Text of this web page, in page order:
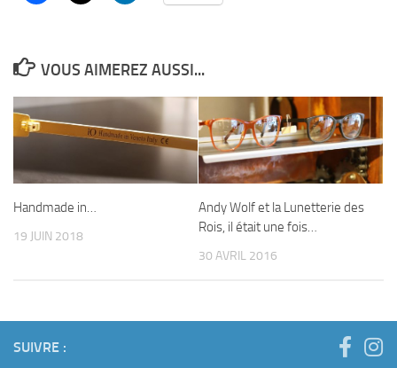
VOUS AIMEREZ AUSSI...
Handmade in…
19 JUIN 2018
Andy Wolf et la Lunetterie des
Rois, il était une fois…
30 AVRIL 2016
SUIVRE :